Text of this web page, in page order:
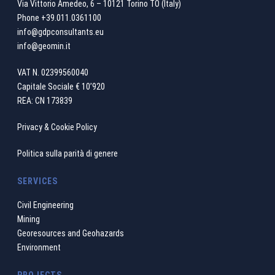
Via Vittorio Amedeo, 6 – 10121 Torino TO (Italy)
Phone +39.011.0361100
info@gdpconsultants.eu
info@geomin.it
VAT N. 02399560040
Capitale Sociale € 10’920
REA: CN 173839
Privacy & Cookie Policy
Politica sulla parità di genere
SERVICES
Civil Engineering
Mining
Georesources and Geohazards
Environment